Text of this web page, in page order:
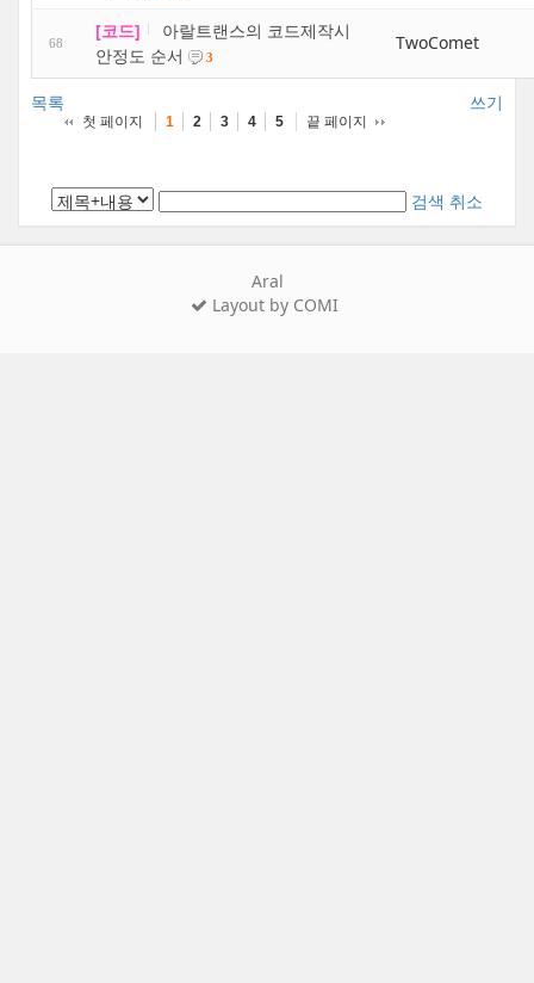
68
[코드]
아랄트랜스의 코드제작시
안정도 순서
3
TwoComet
목록 쓰기
첫 페이지 1 2 3 4 5 끝 페이지
검색 취소
Aral
Layout by COMI